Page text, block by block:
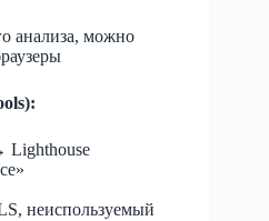
анализа, можно
Lighthouse
неиспользуемый